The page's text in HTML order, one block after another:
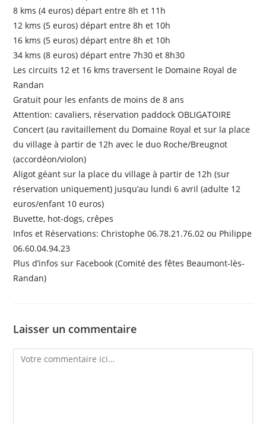
8 kms (4 euros) départ entre 8h et 11h
12 kms (5 euros) départ entre 8h et 10h
16 kms (5 euros) départ entre 8h et 10h
34 kms (8 euros) départ entre 7h30 et 8h30
Les circuits 12 et 16 kms traversent le Domaine Royal de
Randan
Gratuit pour les enfants de moins de 8 ans
Attention: cavaliers, réservation paddock OBLIGATOIRE
Concert (au ravitaillement du Domaine Royal et sur la place
du village à partir de 12h avec le duo Roche/Breugnot
(accordéon/violon)
Aligot géant sur la place du village à partir de 12h (sur
réservation uniquement) jusqu’au lundi 6 avril (adulte 12
euros/enfant 10 euros)
Buvette, hot-dogs, crêpes
Infos et Réservations: Christophe 06.78.21.76.02 ou Philippe
06.60.04.94.23
Plus d’infos sur Facebook (Comité des fêtes Beaumont-lès-
Randan)
Laisser un commentaire